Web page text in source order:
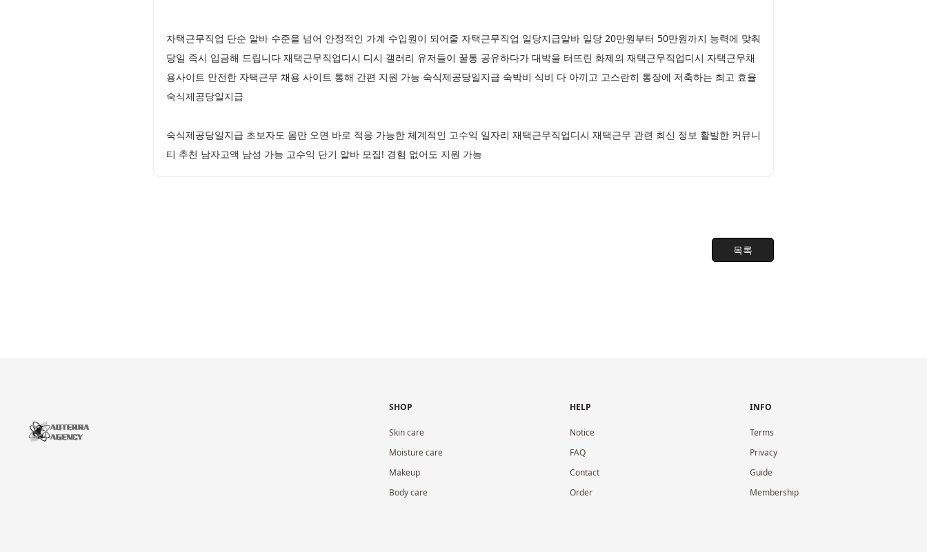
자택근무직업 단순 알바 수준을 넘어 안정적인 가계 수입원이 되어줄 자택근무직업 일당지급알바 일당 20만원부터 50만원까지 능력에 맞춰
당일 즉시 입금해 드립니다 재택근무직업디시 디시 갤러리 유저들이 꿀통 공유하다가 대박을 터뜨린 화제의 재택근무직업디시 자택근무채
용사이트 안전한 자택근무 채용 사이트 통해 간편 지원 가능 숙식제공당일지급 숙박비 식비 다 아끼고 고스란히 통장에 저축하는 최고 효율
숙식제공당일지급
숙식제공당일지급 초보자도 몸만 오면 바로 적응 가능한 체계적인 고수익 일자리 재택근무직업디시 재택근무 관련 최신 정보 활발한 커뮤니
티 추천 남자고액 남성 가능 고수익 단기 알바 모집! 경험 없어도 지원 가능
목록
SHOP
Skin care
Moisture care
Makeup
Body care
HELP
Notice
FAQ
Contact
Order
INFO
Terms
Privacy
Guide
Membership